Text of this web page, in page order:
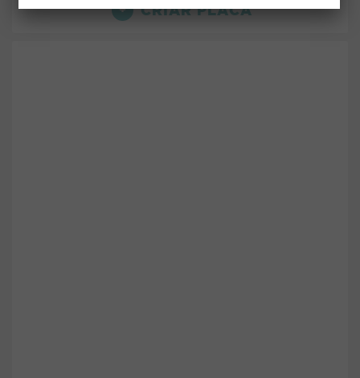
CRIAR PLACA